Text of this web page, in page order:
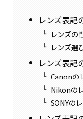
レンズ表記
レンズの
レンズ選
レンズ表記
Canonの
Nikonの
SONYの